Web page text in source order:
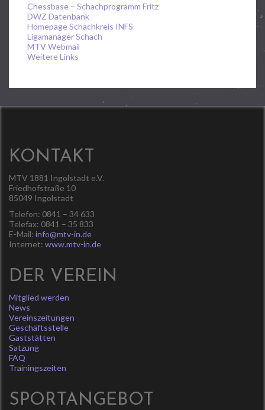
Chessbase – Schachprogramm Fritz
DWZ Datenbank
Homepage Schachkreis INFS
Ligamanager Schach
MTV Webmail
Weitere Links
KONTAKT
MTV 1881 Ingolstadt e.V.
Friedhofstraße 10
85049 Ingolstadt
Telefon: 0841 – 34 633
Telefax: 0841 – 35 833
E-Mail: info@mtv-in.de
Internet: www.mtv-in.de
DER VEREIN
Mitglied werden
News
Vereinszeitungen
Geschäftsstelle
Gaststätten
Satzung
FAQ
Trainingszeiten
SPORTANGEBOT